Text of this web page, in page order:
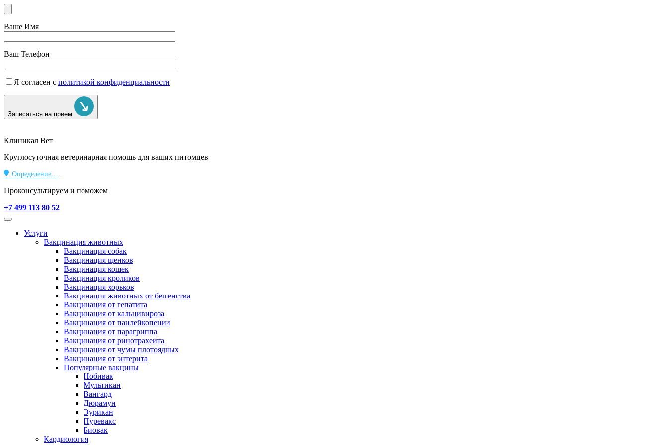
Ваше Имя
Ваш Телефон
Я согласен с политикой конфиденциальности
Записаться на прием
Клиникал Вет
Круглосуточная ветеринарная помощь для ваших питомцев
Определение...
Проконсультируем и поможем
+7 499 113 80 52
Услуги
Вакцинация животных
Вакцинация собак
Вакцинация щенков
Вакцинация кошек
Вакцинация кроликов
Вакцинация хорьков
Вакцинация животных от бешенства
Вакцинация от гепатита
Вакцинация от кальцивироза
Вакцинация от панлейкопении
Вакцинация от парагриппа
Вакцинация от ринотрахеита
Вакцинация от чумы плотоядных
Вакцинация от энтерита
Популярные вакцины
Нобивак
Мультикан
Вангард
Дюрамун
Эурикан
Пуревакс
Биовак
Кардиология